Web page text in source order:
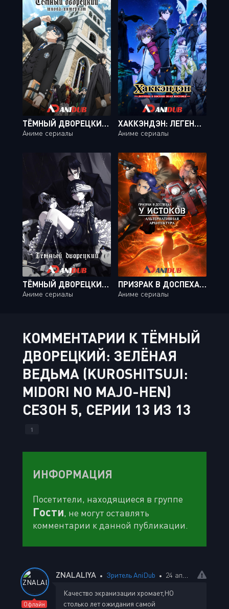
ТЁМНЫЙ ДВОРЕЦКИЙ: ШКОЛА-ИНТЕРНАТ ТВ-4 / KUROSHITSUJI: KISHUKU GAKKOU-HEN TV-4 [11 ИЗ 11]
Аниме сериалы
ХАККЭНДЭН: ЛЕГЕНДА О ВОСЬМИ ПСАХ ВОСТОКА 2 / HAKKENDEN: TOUHOU HAKKEN IBUN 2 [13 ИЗ 13]
Аниме сериалы
ТЁМНЫЙ ДВОРЕЦКИЙ / KUROSHITSUJI [24 ИЗ 24]
Аниме сериалы
ПРИЗРАК В ДОСПЕХАХ: У ИСТОКОВ - АЛЬТЕРНАТИВНАЯ АРХИТЕКТУРА / KOUKAKU KIDOUTAI ARISE: ALTERNATIVE ARCHITECTURE [10 ИЗ 10]
Аниме сериалы
КОММЕНТАРИИ К ТЁМНЫЙ
ДВОРЕЦКИЙ: ЗЕЛЁНАЯ
ВЕДЬМА (KUROSHITSUJI:
MIDORI NO MAJO-HEN)
СЕЗОН 5, СЕРИИ 13 ИЗ 13
1
ИНФОРМАЦИЯ
Посетители, находящиеся в группе
Гости, не могут оставлять
комментарии к данной публикации.
Офлайн
ZNALALIYA Зритель AniDub 24 апреля 2025 19:28
Качество экранизации хромает,НО
столько лет ожидания самой